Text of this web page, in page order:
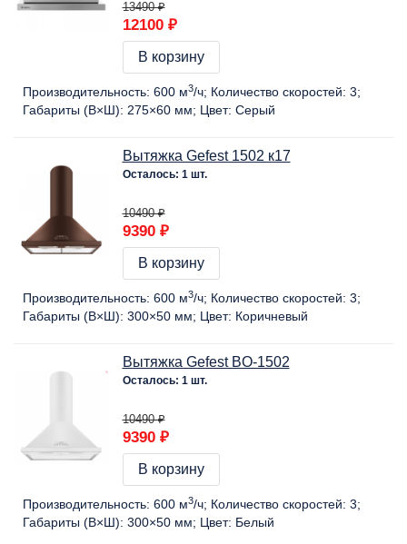
13490 ₽
12100 ₽
В корзину
Производительность: 600 м3/ч Количество скоростей: 3
Габариты (В×Ш): 275×60 мм Цвет: Серый
Вытяжка Gefest 1502 к17
Осталось: 1 шт.
10490 ₽
9390 ₽
В корзину
Производительность: 600 м3/ч Количество скоростей: 3
Габариты (В×Ш): 300×50 мм Цвет: Коричневый
Вытяжка Gefest BO-1502
Осталось: 1 шт.
10490 ₽
9390 ₽
В корзину
Производительность: 600 м3/ч Количество скоростей: 3
Габариты (В×Ш): 300×50 мм Цвет: Белый